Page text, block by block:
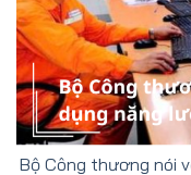
Bộ Công thương nói